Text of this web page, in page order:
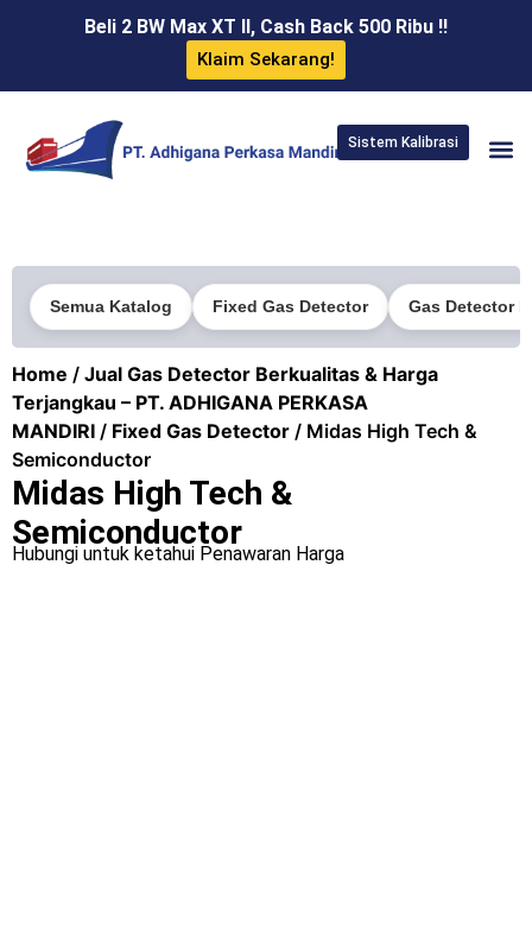
Beli 2 BW Max XT II, Cash Back 500 Ribu !!
Klaim Sekarang!
Sistem Kalibrasi
Semua Katalog Fixed Gas Detector Gas Detector
Home / Jual Gas Detector Berkualitas & Harga
Terjangkau – PT. ADHIGANA PERKASA
MANDIRI / Fixed Gas Detector / Midas High Tech &
Semiconductor
Midas High Tech &
Semiconductor
Hubungi untuk ketahui Penawaran Harga